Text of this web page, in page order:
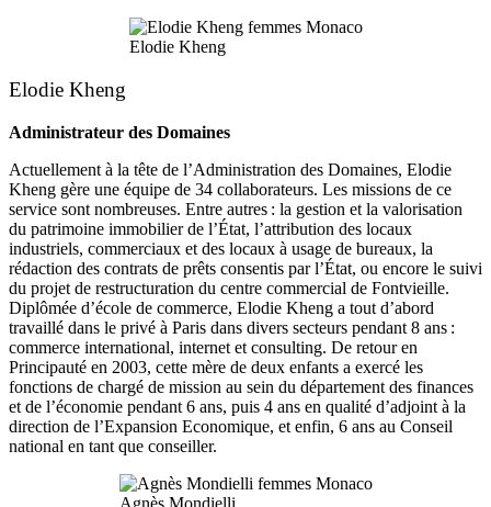
Elodie Kheng
Elodie Kheng
Administrateur des Domaines
Actuellement à la tête de l’Administration des Domaines, Elodie
Kheng gère une équipe de 34 collaborateurs. Les missions de ce
service sont nombreuses. Entre autres : la gestion et la valorisation
du patrimoine immobilier de l’État, l’attribution des locaux
industriels, commerciaux et des locaux à usage de bureaux, la
rédaction des contrats de prêts consentis par l’État, ou encore le suivi
du projet de restructuration du centre commercial de Fontvieille.
Diplômée d’école de commerce, Elodie Kheng a tout d’abord
travaillé dans le privé à Paris dans divers secteurs pendant 8 ans :
commerce international, internet et consulting. De retour en
Principauté en 2003, cette mère de deux enfants a exercé les
fonctions de chargé de mission au sein du département des finances
et de l’économie pendant 6 ans, puis 4 ans en qualité d’adjoint à la
direction de l’Expansion Economique, et enfin, 6 ans au Conseil
national en tant que conseiller.
Agnès Mondielli